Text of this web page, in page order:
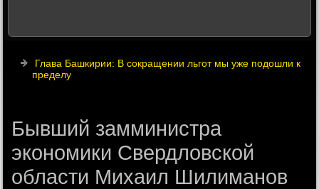
Глава Башкирии: В сокращении льгот мы уже подошли к
пределу
Бывший замминистра
экономики Свердловской
области Михаил Шилиманов